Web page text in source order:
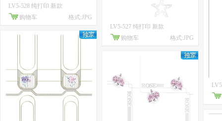
LV5-528 纯打印 新款
购物车
格式:JPG
LV5-527 纯打印 新款
购物车
格式:JPG